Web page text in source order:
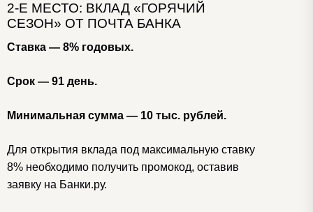
2-Е МЕСТО: ВКЛАД «ГОРЯЧИЙ
СЕЗОН» ОТ ПОЧТА БАНКА
Ставка — 8% годовых.
Срок — 91 день.
Минимальная сумма — 10 тыс. рублей.
Для открытия вклада под максимальную ставку
8% необходимо получить промокод, оставив
заявку на Банки.ру.